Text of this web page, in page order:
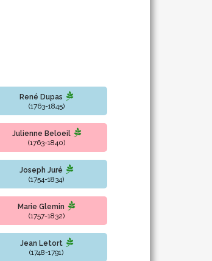
René Dupas
(1763-1845)
Julienne Beloeil
(1763-1840)
Joseph Juré
(1754-1834)
Marie Glemin
(1757-1832)
Jean Letort
(1748-1791)